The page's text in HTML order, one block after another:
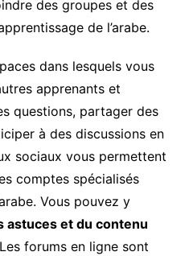
des groupes et des
de l’arabe.
dans lesquels vous
apprenants et
questions, partager des
à des discussions en
sociaux vous permettent
comptes spécialisés
Vous pouvez y
astuces et du contenu
forums en ligne sont